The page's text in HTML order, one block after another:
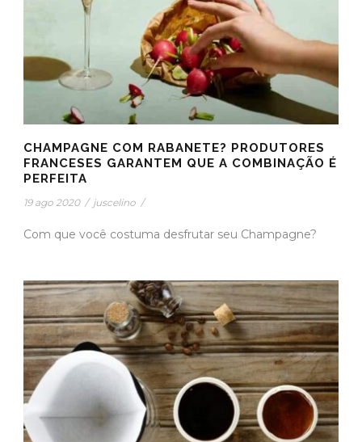
CHAMPAGNE COM RABANETE? PRODUTORES
FRANCESES GARANTEM QUE A COMBINAÇÃO É
PERFEITA
19 ago 2020 / juscelino /
Com que você costuma desfrutar seu Champagne?